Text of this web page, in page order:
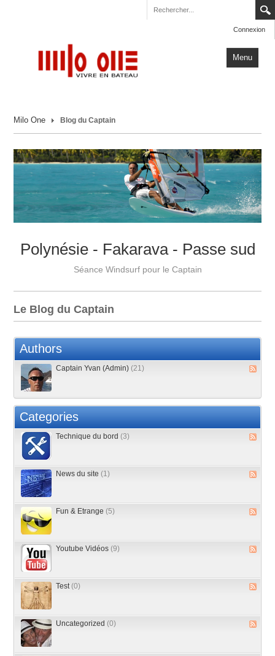
Connexion
Menu
Carnets de Voyage
Actualités
Plus
Milo One Blog du Captain
Polynésie - Fakarava - Passe sud
Séance Windsurf pour le Captain
Le Blog du Captain
Authors
Captain Yvan (Admin) (21)
Categories
Technique du bord (3)
News du site (1)
Fun & Etrange (5)
Youtube Vidéos (9)
Test (0)
Uncategorized (0)